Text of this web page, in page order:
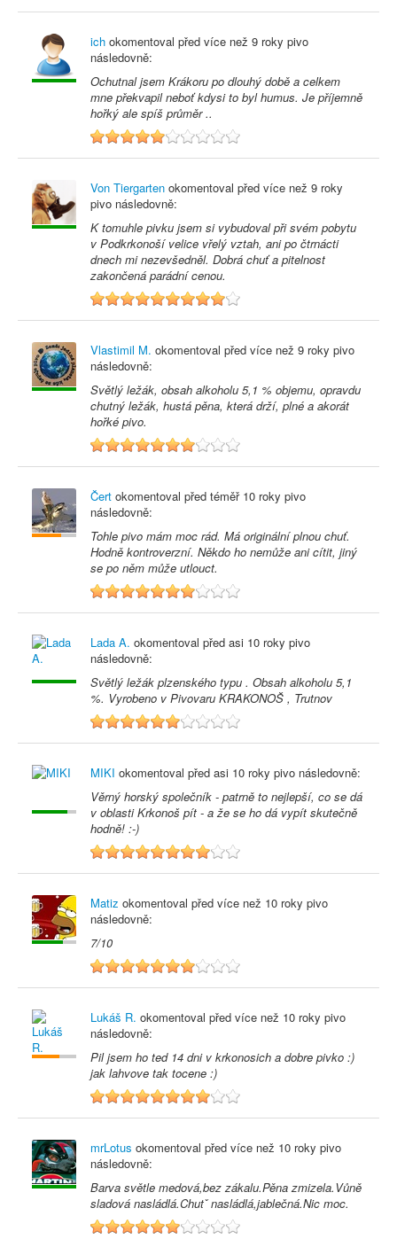
ich okomentoval před více než 9 roky pivo
následovně:
Ochutnal jsem Krákoru po dlouhý době a celkem
mne překvapil neboť kdysi to byl humus. Je příjemně
hořký ale spíš průměr ..
5
Von Tiergarten okomentoval před více než 9 roky
pivo následovně:
K tomuhle pivku jsem si vybudoval při svém pobytu
v Podkrkonoší velice vřelý vztah, ani po čtrnácti
dnech mi nezevšedněl. Dobrá chuť a pitelnost
zakončená parádní cenou.
9
Vlastimil M. okomentoval před více než 9 roky pivo
následovně:
Světlý ležák, obsah alkoholu 5,1 % objemu, opravdu
chutný ležák, hustá pěna, která drží, plné a akorát
hořké pivo.
7
Čert okomentoval před téměř 10 roky pivo
následovně:
Tohle pivo mám moc rád. Má originální plnou chuť.
Hodně kontroverzní. Někdo ho nemůže ani cítit, jiný
se po něm může utlouct.
7
Lada A. okomentoval před asi 10 roky pivo
následovně:
Světlý ležák plzenského typu . Obsah alkoholu 5,1
%. Vyrobeno v Pivovaru KRAKONOŠ , Trutnov
6
MIKI okomentoval před asi 10 roky pivo následovně:
Věrný horský společník - patrně to nejlepší, co se dá
v oblasti Krkonoš pít - a že se ho dá vypít skutečně
hodně! :-)
8
Matiz okomentoval před více než 10 roky pivo
následovně:
7/10
7
Lukáš R. okomentoval před více než 10 roky pivo
následovně:
Pil jsem ho ted 14 dni v krkonosich a dobre pivko :)
jak lahvove tak tocene :)
8
mrLotus okomentoval před více než 10 roky pivo
následovně:
Barva světle medová,bez zákalu.Pěna zmizela.Vůně
sladová nasládlá.Chutˇ nasládlá,jablečná.Nic moc.
6